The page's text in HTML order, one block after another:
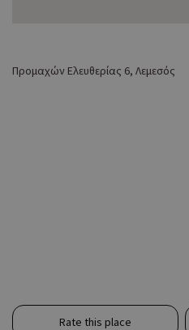
Προμαχών Ελευθερίας 6, Λεμεσός
Rate this place